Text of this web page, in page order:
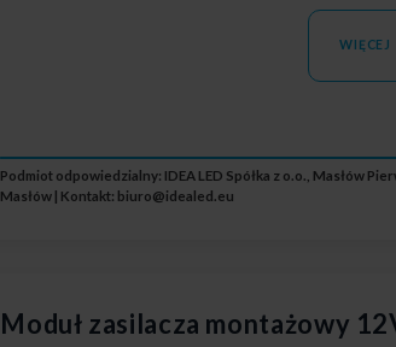
WIĘCEJ
Podmiot odpowiedzialny: IDEA LED Spółka z o.o., Masłów
Masłów | Kontakt: biuro@idealed.eu
Moduł zasilacza montażowy